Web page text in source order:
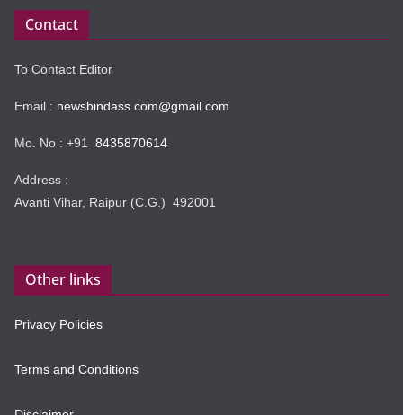
Contact
To Contact Editor
Email : newsbindass.com@gmail.com
Mo. No : +91 8435870614
Address :
Avanti Vihar, Raipur (C.G.) 492001
Other links
Privacy Policies
Terms and Conditions